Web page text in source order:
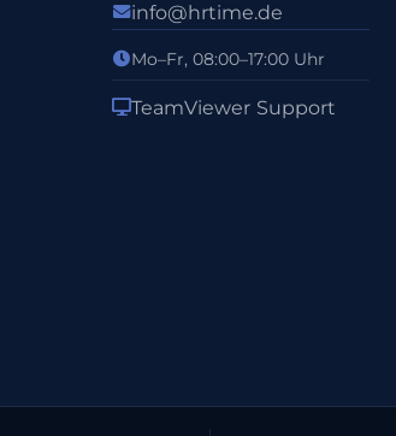
info@hrtime.de
Mo–Fr, 08:00–17:00 Uhr
TeamViewer Support